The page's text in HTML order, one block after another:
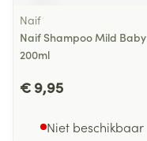
Naif
Naif Shampoo Mild Baby
200ml
€ 9,95
Niet beschikbaar